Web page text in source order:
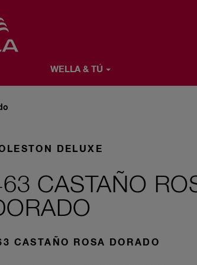
WELLA & TÚ
DELUXE
CASTAÑO
CASTAÑO ROSA DORADO